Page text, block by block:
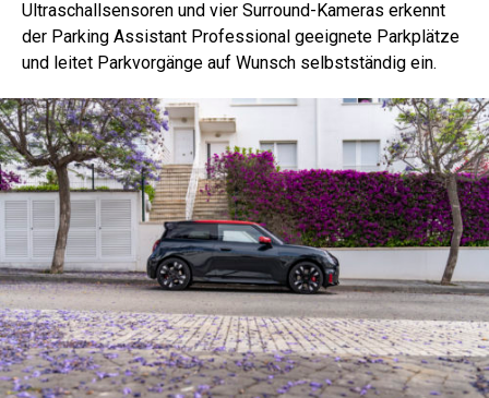
Ultraschallsensoren und vier Surround-Kameras erkennt
der Parking Assistant Professional geeignete Parkplätze
und leitet Parkvorgänge auf Wunsch selbstständig ein.